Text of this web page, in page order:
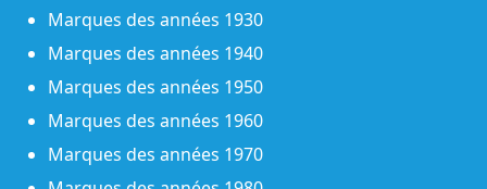
Marques des années 1930
Marques des années 1940
Marques des années 1950
Marques des années 1960
Marques des années 1970